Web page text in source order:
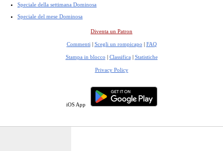
Speciale della settimana Dominosa
Speciale del mese Dominosa
Diventa un Patron
Commenti | Scegli un rompicapo | FAQ
Stampa in blocco | Classifica | Statistiche
Privacy Policy
iOS App